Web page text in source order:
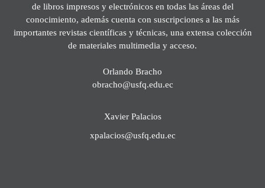
de libros impresos y electrónicos en todas las áreas del
conocimiento, además cuenta con suscripciones a las más
importantes revistas científicas y técnicas, una extensa colección
de materiales multimedia y acceso.
Orlando Bracho
obracho@usfq.edu.ec
Xavier Palacios
xpalacios@usfq.edu.ec